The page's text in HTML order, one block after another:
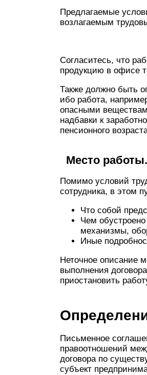
Предлагаемые
возлагаемым
Согласитесь, что
продукцию в офисе
Также должно быть
ибо работа,
опасными
надбавки к
пенсионного
Место работы.
Помимо условий
сотрудника, в этом
Что собой
Чем
механизмы,
Иные
Неточное описание
выполнения
приостановить
Письменное
правоотношений
договора по
субъект